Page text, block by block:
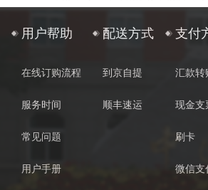
用户帮助
在线订购流程
服务时间
常见问题
用户手册
配送方式
到京自提
顺丰速运
支付
汇款转
现金支
刷卡
微信支